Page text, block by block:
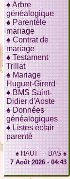
♠ Arbre
généalogique
♠ Parentèle
mariage
♠ Contrat de
mariage
♠ Testament
Trillat
♠ Mariage
Huguet-Girerd
♠ BMS Saint-
Didier d'Aoste
♠ Données
généalogiques
♠ Listes éclair
parenté
♠ HAUT — BAS ♠
7 Août 2026 - 04:43